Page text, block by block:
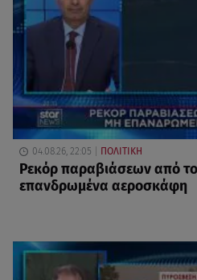
04.08.26, 22:05 ΠΟΛΙΤΙΚΗ
Ρεκόρ παραβιάσεων από
επανδρωμένα αεροσκάφη